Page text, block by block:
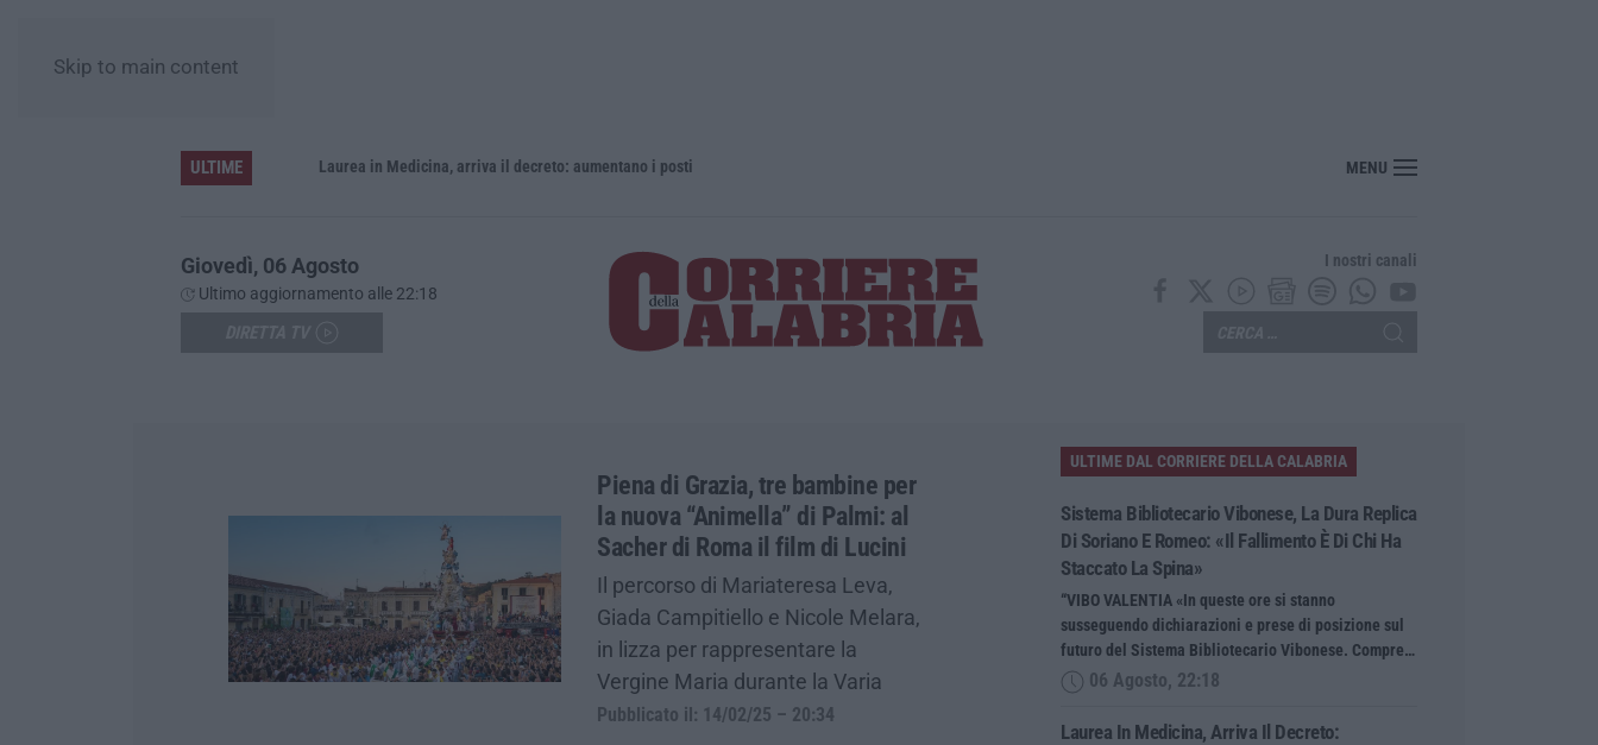
Skip to main content
ULTIME
Sistema bibliotecario vibonese, la dura replica di Soriano e Romeo: «Il fallimento è di chi ha staccato la spina» Laurea in Medicina, arriva il decreto: aumentano i posti La rivista “America Journals” celebra lo stilista Anton Giulio Grande
MENU
Giovedì, 06 Agosto
Ultimo aggiornamento alle 22:18
I nostri canali
Piena di Grazia, tre bambine per
la nuova “Animella” di Palmi: al
Sacher di Roma il film di Lucini
Il percorso di Mariateresa Leva,
Giada Campitiello e Nicole Melara,
in lizza per rappresentare la
Vergine Maria durante la Varia
Pubblicato il: 14/02/25 – 20:34
ULTIME DAL CORRIERE DELLA CALABRIA
Sistema Bibliotecario Vibonese, La Dura Replica
Di Soriano E Romeo: «Il Fallimento È Di Chi Ha
Staccato La Spina»
“VIBO VALENTIA «In queste ore si stanno
susseguendo dichiarazioni e prese di posizione sul
futuro del Sistema Bibliotecario Vibonese. Compre…
06 Agosto, 22:18
Laurea In Medicina, Arriva Il Decreto: